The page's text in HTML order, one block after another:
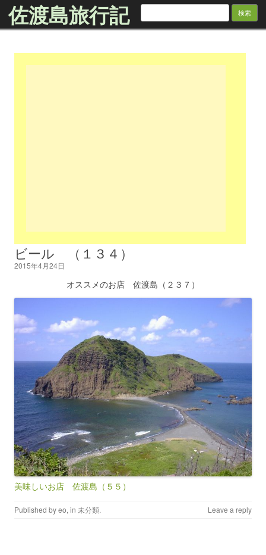
佐渡島旅行記 検
ビール （１３４）
2015年4月24日
オススメのお店 佐渡島（２３７）
美味しいお店 佐渡島（５５）
Published byeo, in 未分類. Leave a reply